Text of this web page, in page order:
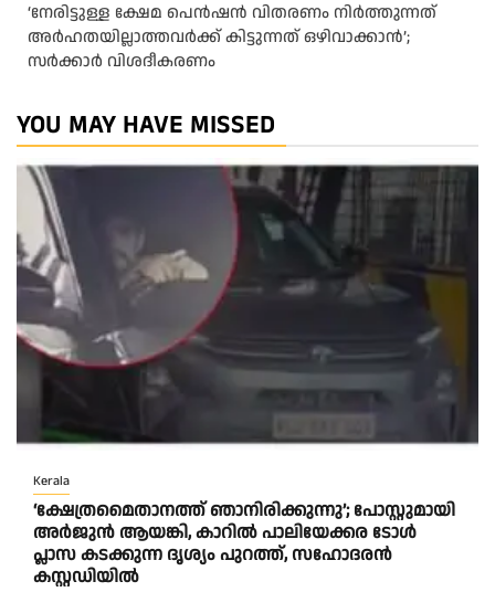
‘നേരിട്ടുള്ള ക്ഷേമ പെൻഷൻ വിതരണം നി‍‍ർത്തുന്നത്
അർഹതയില്ലാത്തവർക്ക് കിട്ടുന്നത് ഒഴിവാക്കാൻ’;
സർക്കാ‍ർ വിശദീകരണം
YOU MAY HAVE MISSED
Kerala
‘ക്ഷേത്രമൈതാനത്ത് ഞാനിരിക്കുന്നു’; പോസ്റ്റുമായി
അർജുൻ ആയങ്കി, കാറിൽ പാലിയേക്കര ടോൾ
പ്ലാസ കടക്കുന്ന ദൃശ്യം പുറത്ത്, സഹോദരൻ
കസ്റ്റഡിയിൽ